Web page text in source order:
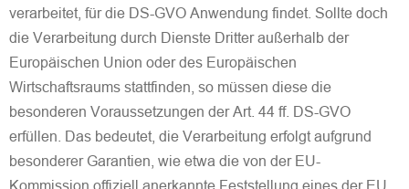
verarbeitet, für die DS-GVO Anwendung findet. Sollte doch
die Verarbeitung durch Dienste Dritter außerhalb der
Europäischen Union oder des Europäischen
Wirtschaftsraums stattfinden, so müssen diese die
besonderen Voraussetzungen der Art. 44 ff. DS-GVO
erfüllen. Das bedeutet, die Verarbeitung erfolgt aufgrund
besonderer Garantien, wie etwa die von der EU-
Kommission offiziell anerkannte Feststellung eines der EU